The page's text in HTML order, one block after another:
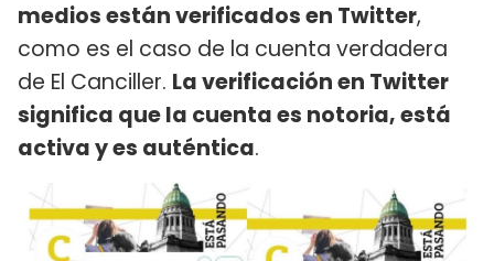
medios están verificados en Twitter,
como es el caso de la cuenta verdadera
de El Canciller. La verificación en Twitter
significa que la cuenta es notoria, está
activa y es auténtica.